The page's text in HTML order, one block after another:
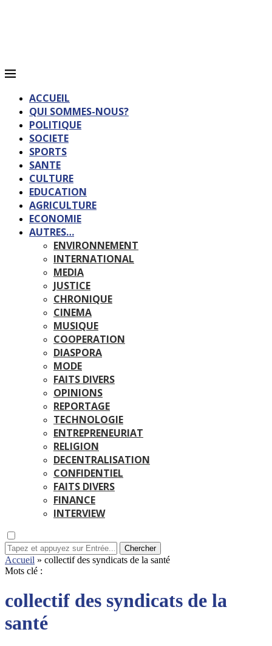
ACCUEIL
QUI SOMMES-NOUS?
POLITIQUE
SOCIETE
SPORTS
SANTE
CULTURE
EDUCATION
AGRICULTURE
ECONOMIE
AUTRES…
ENVIRONNEMENT
INTERNATIONAL
MEDIA
JUSTICE
CHRONIQUE
CINEMA
MUSIQUE
COOPERATION
DIASPORA
MODE
FAITS DIVERS
OPINIONS
REPORTAGE
TECHNOLOGIE
ENTREPRENEURIAT
RELIGION
DECENTRALISATION
CONFIDENTIEL
FAITS DIVERS
FINANCE
INTERVIEW
Chercher
Accueil » collectif des syndicats de la santé
Mots clé :
collectif des syndicats de la
santé